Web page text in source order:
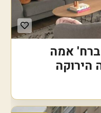
חדרים ברח' אמה
הירוקה